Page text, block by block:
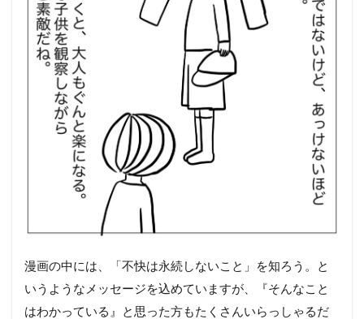
漫画の中には、「不快は永続しないこと」を知ろう。と
いうようなメッセージを込めていますが、『そんなこと
はわかっている』と思った方もたくさんいらっしゃるだ